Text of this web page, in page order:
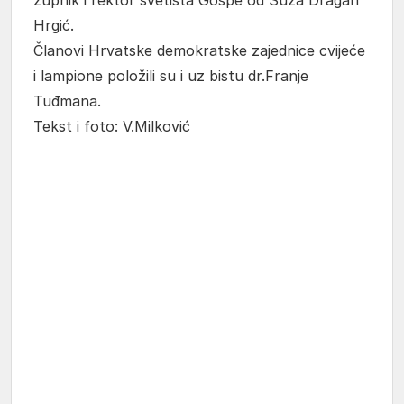
Hrgić.
Članovi Hrvatske demokratske zajednice cvijeće
i lampione položili su i uz bistu dr.Franje
Tuđmana.
Tekst i foto: V.Milković